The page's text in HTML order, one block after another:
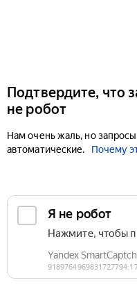
Подтвердите, что
не робот
Нам очень жаль, но
автоматические.
Почему